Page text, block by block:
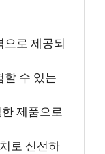
으로 제공되
할 수 있는
제품으로
로 신선하